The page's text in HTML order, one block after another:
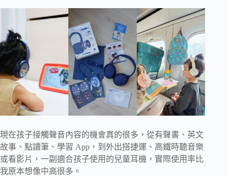
現在孩子接觸聲音內容的機會真的很多，從有聲書、英文
故事、點讀筆、學習 App，到外出搭捷運、高鐵時聽音樂
或看影片，一副適合孩子使用的兒童耳機，實際使用率比
我原本想像中高很多。